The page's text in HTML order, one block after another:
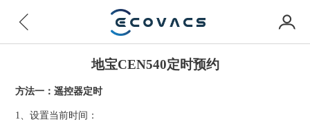
地宝CEN540定时预约
方法一：遥控器定时
1、设置当前时间：